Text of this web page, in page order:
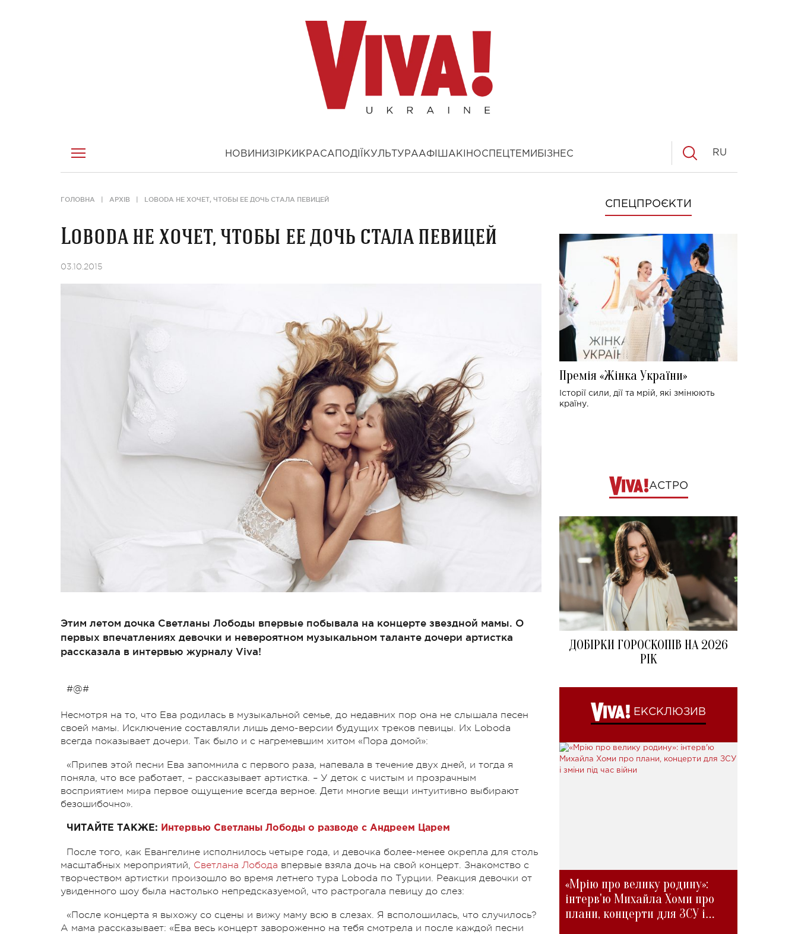
НОВИНИ ЗІРКИ КРАСА ПОДІЇ КУЛЬТУРААФІША КІНОСПЕЦТЕМИ БІЗНЕС RU
ГОЛОВНА АРХІВ LOBODA НЕ ХОЧЕТ, ЧТОБЫ ЕЕ ДОЧЬ СТАЛА ПЕВИЦЕЙ
Loboda не хочет, чтобы ее дочь стала певицей
03.10.2015
Этим летом дочка Светланы Лободы впервые побывала на концерте звездной мамы. О
первых впечатлениях девочки и невероятном музыкальном таланте дочери артистка
рассказала в интервью журналу Viva!
#@#
Несмотря на то, что Ева родилась в музыкальной семье, до недавних пор она не слышала песен
своей мамы. Исключение составляли лишь демо-версии будущих треков певицы. Их Loboda
всегда показывает дочери. Так было и с нагремевшим хитом «Пора домой»:
«Припев этой песни Ева запомнила с первого раза, напевала в течение двух дней, и тогда я
поняла, что все работает, – рассказывает артистка. – У деток с чистым и прозрачным
восприятием мира первое ощущение всегда верное. Дети многие вещи интуитивно выбирают
безошибочно».
ЧИТАЙТЕ ТАКЖЕ: Интервью Светланы Лободы о разводе с Андреем Царем
После того, как Евангелине исполнилось четыре года, и девочка более-менее окрепла для столь
масштабных мероприятий, Светлана Лобода впервые взяла дочь на свой концерт. Знакомство с
творчеством артистки произошло во время летнего тура Loboda по Турции. Реакция девочки от
увиденного шоу была настолько непредсказуемой, что растрогала певицу до слез:
«После концерта я выхожу со сцены и вижу маму всю в слезах. Я всполошилась, что случилось?
А мама рассказывает: «Ева весь концерт завороженно на тебя смотрела и после каждой песни
СПЕЦПРОЄКТИ
Премія «Жінка України»
Історії сили, дії та мрій, які змінюють
країну.
АСТРО
ДОБІРКИ ГОРОСКОПІВ НА 2026
РІК
ЕКСКЛЮЗИВ
«Мрію про велику родину»:
інтерв'ю Михайла Хоми про
плани, концерти для ЗСУ і